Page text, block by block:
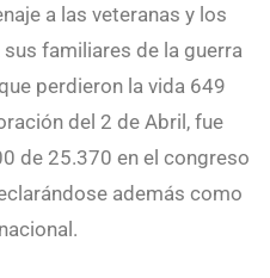
a las veteranas y los
familiares de la guerra
perdieron la vida 649
del 2 de Abril, fue
de 25.370 en el congreso
además como